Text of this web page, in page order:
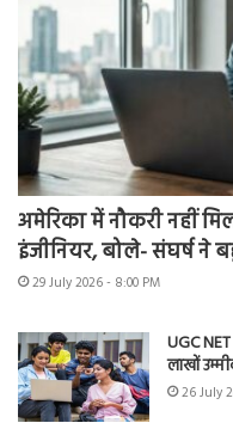
अमेरिका में नौकरी नहीं
इंजीनियर, बोले- संघर्ष ने
29 July 2026 - 8:00 PM
UGC
लाखों
26 July